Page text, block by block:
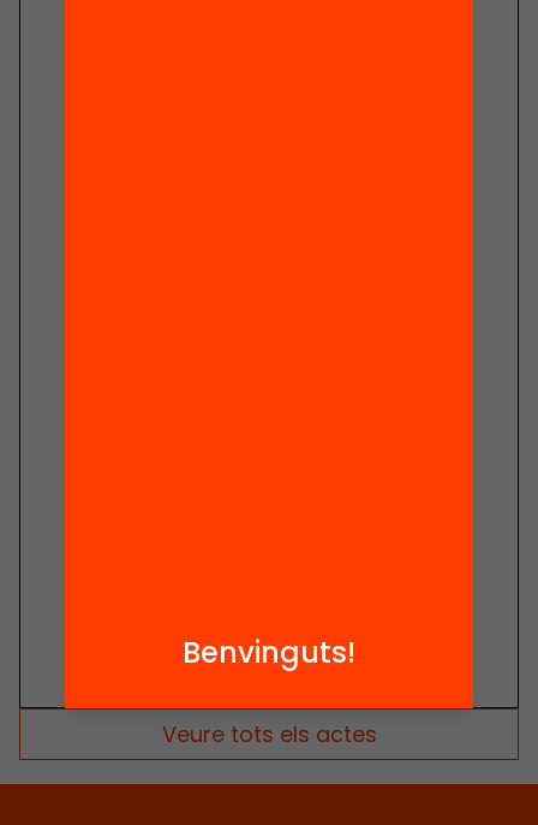
Veure tots els actes
Benvinguts!